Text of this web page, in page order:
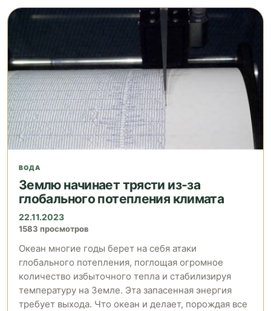
ВОДА
Землю начинает трясти из-за
глобального потепления климата
22.11.2023
1583 просмотров
Океан многие годы берет на себя атаки
глобального потепления, поглощая огромное
количество избыточного тепла и стабилизируя
температуру на Земле. Эта запасенная энергия
требует выхода. Что океан и делает, порождая все